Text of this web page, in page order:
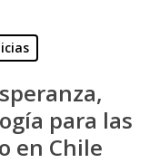
para las
en Chile